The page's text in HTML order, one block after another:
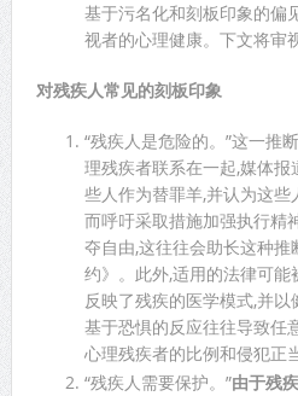
基于污名化和刻板印象的偏
视者的心理健康。下文将审
对残疾人常见的刻板印象
“残疾人是危险的。”这一推
理残疾者联系在一起,媒体
些人作为替罪羊,并认为这
而呼吁采取措施加强执行精
夺自由,这往往会助长这种
约》。此外,适用的法律可能
反映了残疾的医学模式,并
基于恐惧的反应往往导致任
心理残疾者的比例和侵犯正
“残疾人需要保护。”由于残